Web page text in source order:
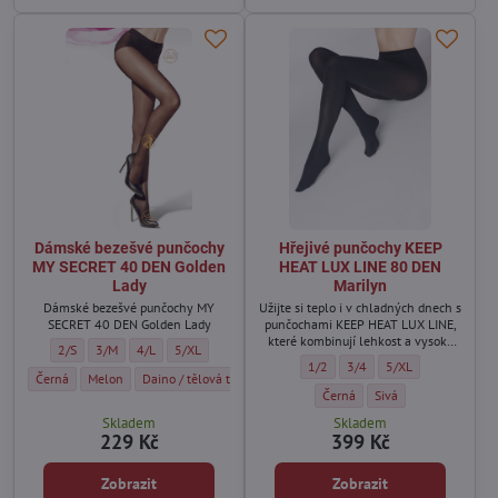
Dámské bezešvé punčochy
MY SECRET 40 DEN Golden
Lady
Dámské bezešvé punčochy MY
SECRET 40 DEN Golden Lady
Dámské bezešvé punčochy MY SECRET 40 DEN Golden Lady - Velikost:
2/S Dámské bezešvé punčochy MY SECRET 40 DEN Golden Lady - Velikost:
3/M Dámské bezešvé punčochy MY SECRET 40 DEN Golden Lady -
4/L Dámské bezešvé punčochy MY SECRET 40 DEN Golden
5/XL
Dámské bezešvé punčochy MY SECRET 40 DEN Golden Lady - Barva:
Černá Dámské bezešvé punčochy MY SECRET 40 DEN Golden Lady - Barva:
Melon Dámské bezešvé punčochy MY SECRET 40 DEN Golden Lady -
Daino / tělová tmavá
Skladem
229 Kč
Zobrazit
Hřejivé punčochy KEEP
HEAT LUX LINE 80 DEN
Marilyn
Užijte si teplo i v chladných dnech s
punčochami KEEP HEAT LUX LINE,
které kombinují lehkost a vysoký
Hřejivé punčochy KEEP HEAT
1/2 Hřejivé punčochy KEEP
3/4 Hřejivé punčochy
5/XL
Hřejivé punčochy KEEP HEAT
Černá Hřejivé punčochy
Sivá
Skladem
399 Kč
Zobrazit